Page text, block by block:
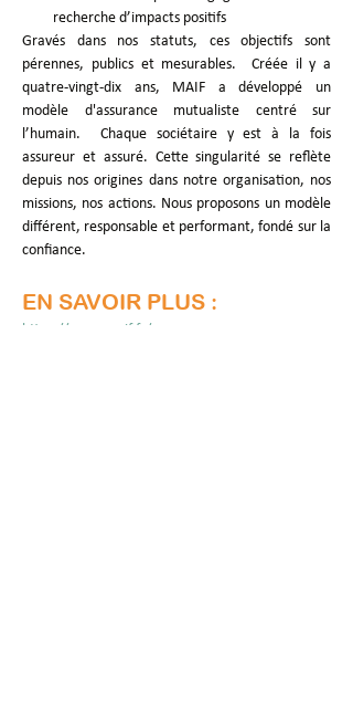
recherche d’impacts positifs
Gravés dans nos statuts, ces objectifs sont
pérennes, publics et mesurables.  Créée il y a
quatre-vingt-dix ans, MAIF a développé un
modèle d'assurance mutualiste centré sur
l’humain.  Chaque sociétaire y est à la fois
assureur et assuré. Cette singularité se reflète
depuis nos origines dans notre organisation, nos
missions, nos actions. Nous proposons un modèle
différent, responsable et performant, fondé sur la
confiance.
EN SAVOIR PLUS :
https://www.maif.fr/